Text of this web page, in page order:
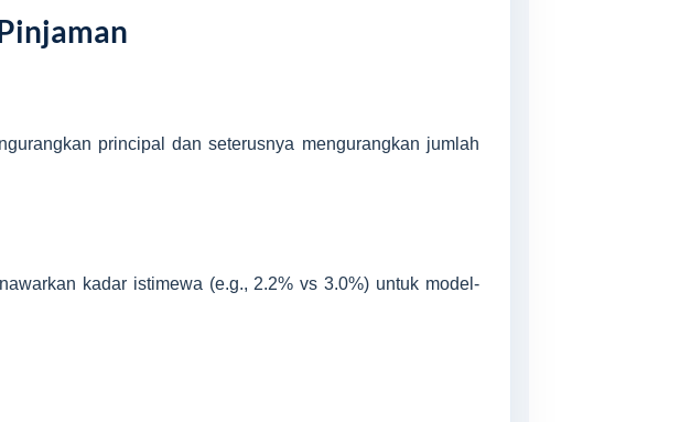
principal dan seterusnya mengurangkan jumlah
kadar istimewa (e.g., 2.2% vs 3.0%) untuk model-